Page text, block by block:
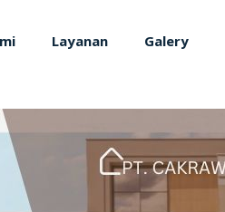
Layanan Galery